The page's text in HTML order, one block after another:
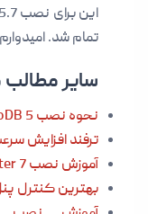
تمام شد.
سایر مطالب
نحوه نصب MongoDB 5 در اوبونتو 20.04 | 18.04
ترفند افزایش
آموزش نصب vCenter 7 در ESXi
بهترین کنترل